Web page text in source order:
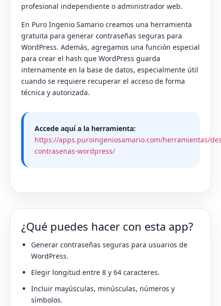
profesional independiente o administrador web.
En Puro Ingenio Samario creamos una herramienta
gratuita para generar contraseñas seguras para
WordPress. Además, agregamos una función especial
para crear el hash que WordPress guarda
internamente en la base de datos, especialmente útil
cuando se requiere recuperar el acceso de forma
técnica y autorizada.
Accede aquí a la herramienta:
https://apps.puroingeniosamario.com/herramientas/
contrasenas-wordpress/
¿Qué puedes hacer con esta app?
Generar contraseñas seguras para usuarios de
WordPress.
Elegir longitud entre 8 y 64 caracteres.
Incluir mayúsculas, minúsculas, números y
símbolos.